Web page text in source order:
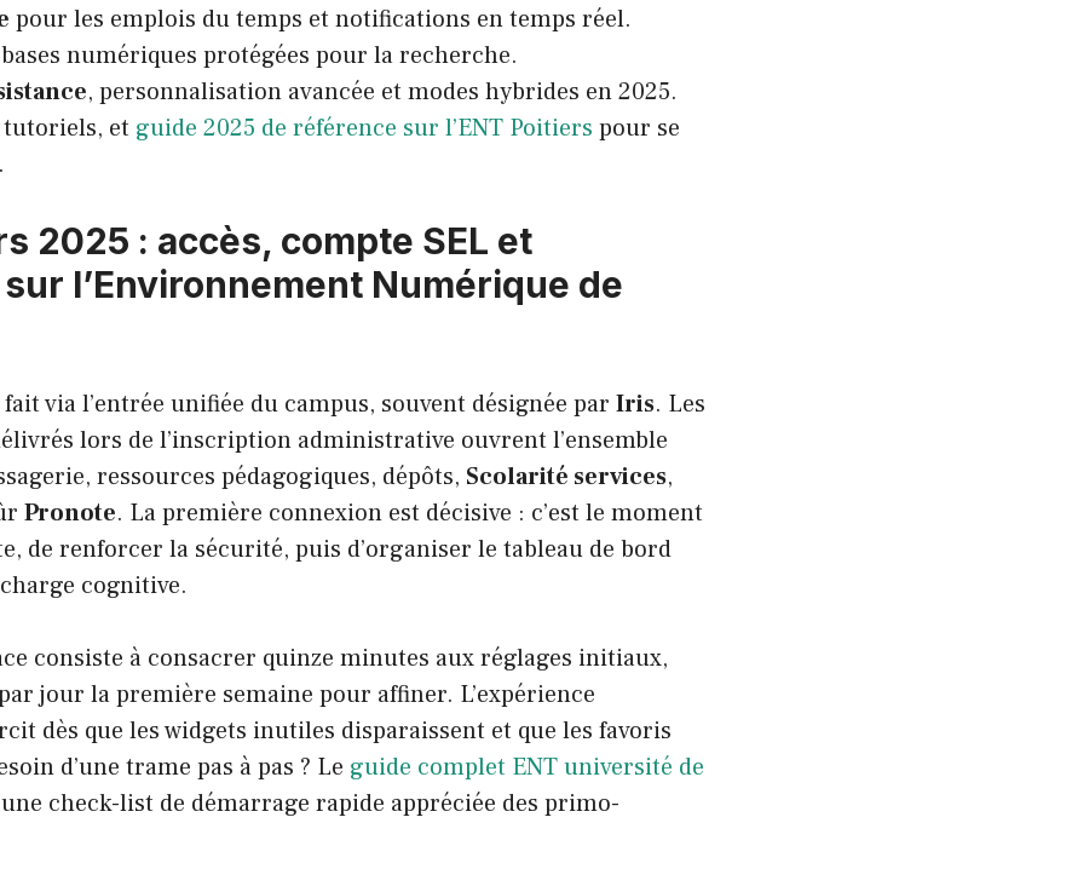
pour les emplois du temps et notifications en temps réel.
numériques protégées pour la recherche.
, personnalisation avancée et modes hybrides en 2025.
tutoriels, et guide 2025 de référence sur l’ENT Poitiers pour se
2025 : accès, compte SEL et
l’Environnement Numérique de
fait via l’entrée unifiée du campus, souvent désignée par Iris. Les
lors de l’inscription administrative ouvrent l’ensemble
ressources pédagogiques, dépôts, Scolarité services,
Pronote. La première connexion est décisive : c’est le moment
de renforcer la sécurité, puis d’organiser le tableau de bord
cognitive.
consiste à consacrer quinze minutes aux réglages initiaux,
jour la première semaine pour affiner. L’expérience
dès que les widgets inutiles disparaissent et que les favoris
d’une trame pas à pas ? Le guide complet ENT université de
check-list de démarrage rapide appréciée des primo-